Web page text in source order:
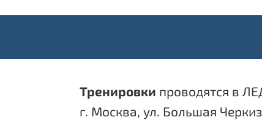
Тренировки проводятся в
г. Москва, ул. Большая